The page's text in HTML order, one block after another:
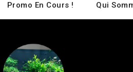
Promo En Cours ! Qui